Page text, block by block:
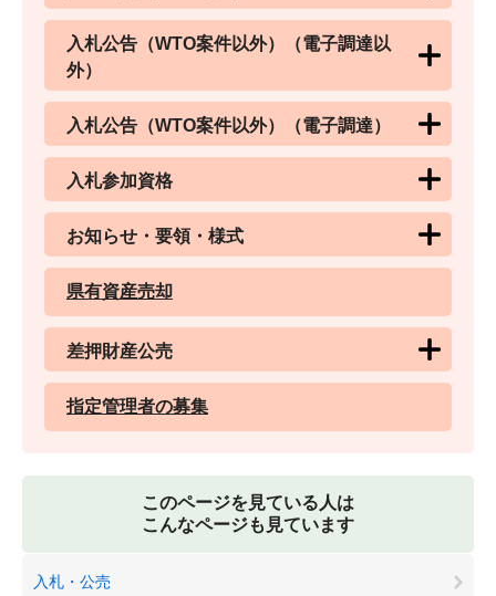
入札公告（WTO案件以外）（電子調達以
外）
入札公告（WTO案件以外）（電子調達）
入札参加資格
お知らせ・要領・様式
県有資産売却
差押財産公売
指定管理者の募集
このページを見ている人は
こんなページも見ています
入札・公売